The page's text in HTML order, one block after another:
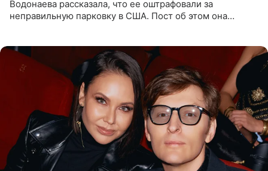
Водонаева рассказала, что ее оштрафовали за
неправильную парковку в США. Пост об этом она